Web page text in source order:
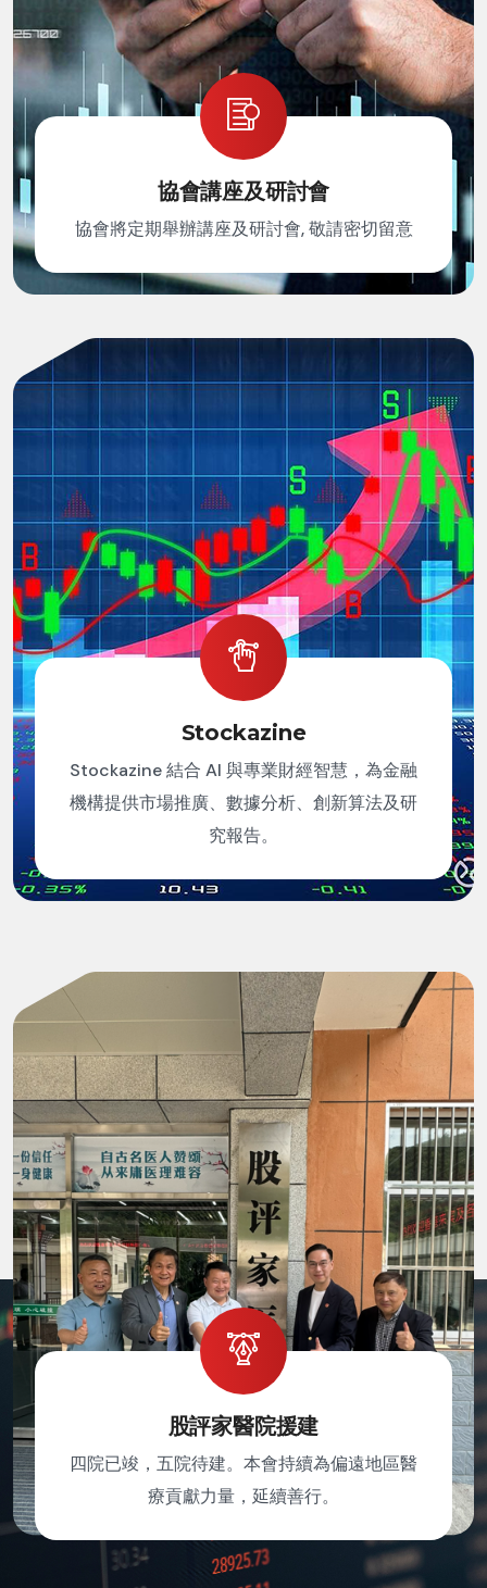
協會講座及研討會
協會將定期舉辦講座及研討會, 敬請密切留意
Stockazine
Stockazine 結合 AI 與專業財經智慧，為金融
機構提供市場推廣、數據分析、創新算法及研
究報告。
股評家醫院援建
四院已竣，五院待建。本會持續為偏遠地區醫
療貢獻力量，延續善行。